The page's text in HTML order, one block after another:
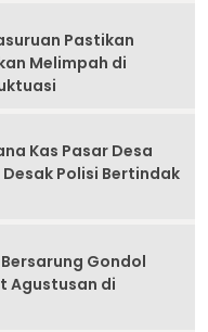
Pastikan
Melimpah di
Kas Pasar Desa
Polisi Bertindak
Gondol
Agustusan di